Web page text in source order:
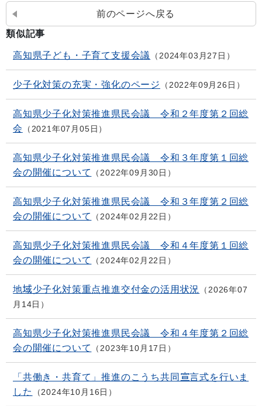
前のページへ戻る
類似記事
高知県子ども・子育て支援会議 2024年03月27日
少子化対策の充実・強化のページ 2022年09月26日
高知県少子化対策推進県民会議 令和２年度第２回総
会
2021年07月05日
高知県少子化対策推進県民会議 令和３年度第１回総
会の開催について
2022年09月30日
高知県少子化対策推進県民会議 令和３年度第２回総
会の開催について
2024年02月22日
高知県少子化対策推進県民会議 令和４年度第１回総
会の開催について
2024年02月22日
地域少子化対策重点推進交付金の活用状況
2026年07
月14日
高知県少子化対策推進県民会議 令和４年度第２回総
会の開催について
2023年10月17日
「共働き・共育て」推進のこうち共同宣言式を行いま
した
2024年10月16日